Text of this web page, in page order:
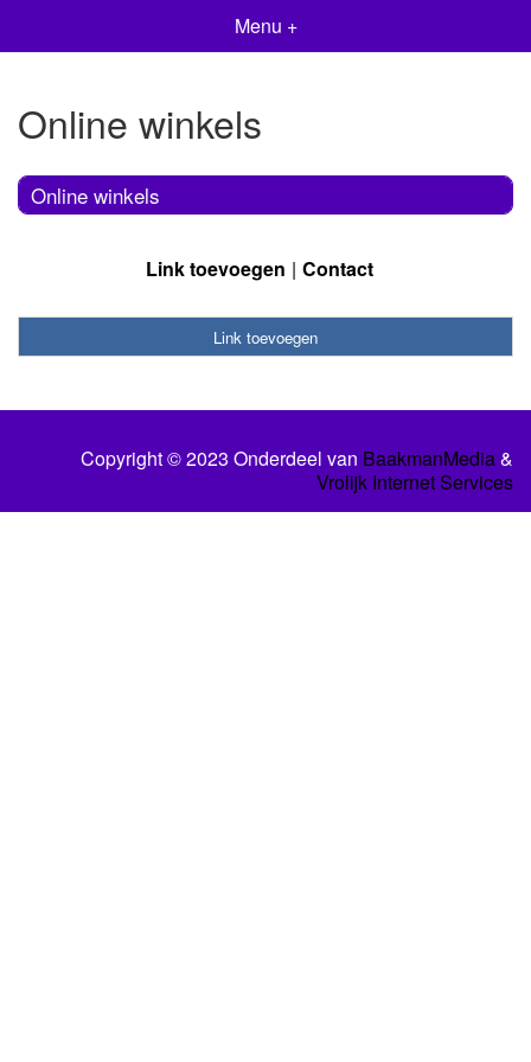
Menu +
Online winkels
Online winkels
Link toevoegen Contact
Link toevoegen
Copyright © 2023 Onderdeel van BaakmanMedia&
Vrolijk Internet Services